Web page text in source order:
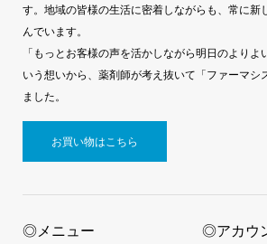
す。地域の皆様の生活に密着しながらも、常に新
んでいます。
「もっとお客様の声を活かしながら明日のよりよ
いう想いから、薬剤師が考え抜いて「ファーマシ
ました。
お買い物はこちら
◎メニュー ◎アカウ